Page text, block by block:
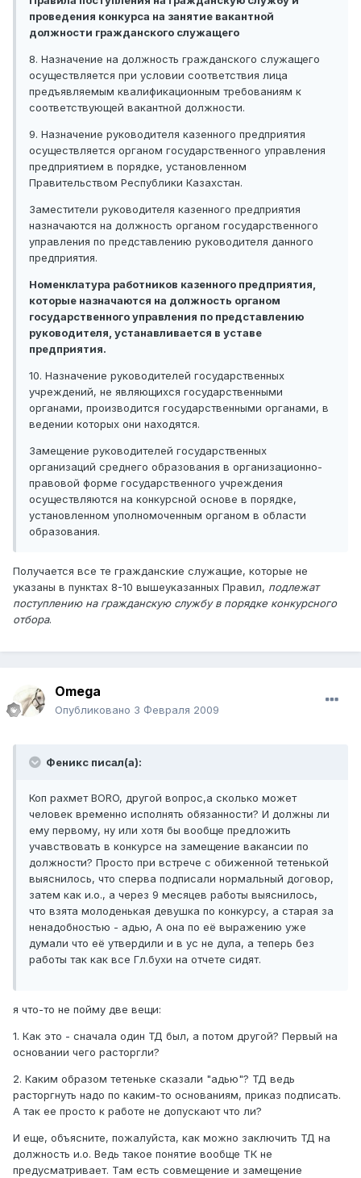
проведения конкурса на занятие вакантной
должности гражданского служащего
8. Назначение на должность гражданского служащего
осуществляется при условии соответствия лица
предъявляемым квалификационным требованиям к
соответствующей вакантной должности.
9. Назначение руководителя казенного предприятия
осуществляется органом государственного управления
предприятием в порядке, установленном
Правительством Республики Казахстан.
Заместители руководителя казенного предприятия
назначаются на должность органом государственного
управления по представлению руководителя данного
предприятия.
Номенклатура работников казенного предприятия,
которые назначаются на должность органом
государственного управления по представлению
руководителя, устанавливается в уставе
предприятия.
10. Назначение руководителей государственных
учреждений, не являющихся государственными
органами, производится государственными органами, в
ведении которых они находятся.
Замещение руководителей государственных
организаций среднего образования в организационно-
правовой форме государственного учреждения
осуществляются на конкурсной основе в порядке,
установленном уполномоченным органом в области
образования.
Получается все те гражданские служащие, которые не
указаны в пунктах 8-10 вышеуказанных Правил, подлежат
поступлению на гражданскую службу в порядке конкурсного
отбора.
Omega
Опубликовано 3 Февраля 2009
Феникс писал(а):
Коп рахмет BORO, другой вопрос,а сколько может
человек временно исполнять обязанности? И должны ли
ему первому, ну или хотя бы вообще предложить
учавствовать в конкурсе на замещение вакансии по
должности? Просто при встрече с обиженной тетенькой
выяснилось, что сперва подписали нормальный договор,
затем как и.о., а через 9 месяцев работы выяснилось,
что взята молоденькая девушка по конкурсу, а старая за
ненадобностью - адью, А она по её выражению уже
думали что её утвердили и в ус не дула, а теперь без
работы так как все Гл.бухи на отчете сидят.
я что-то не пойму две вещи:
1. Как это - сначала один ТД был, а потом другой? Первый на
основании чего расторгли?
2. Каким образом тетеньке сказали "адью"? ТД ведь
расторгнуть надо по каким-то основаниям, приказ подписать.
А так ее просто к работе не допускают что ли?
И еще, объясните, пожалуйста, как можно заключить ТД на
должность и.о. Ведь такое понятие вообще ТК не
предусматривает. Там есть совмещение и замещение